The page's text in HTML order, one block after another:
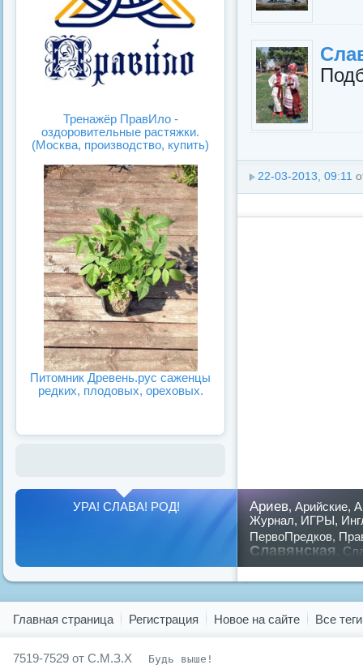
22-03-2013, 09:11
Тренажёр ПравИло -
оздоровительные растяжки.
(Москва, производство, купить)
Питомник Древень.рус саженцы
редких, плодовых, ореховых.
Ариев, Арийские,
Журнал, ИГРЫ,
ПервоПредков,
Славянская
предков,путин,
УРА! СЛАВА! РОД!
Главная страница Регистрация Новое на сайте Все теги
7519-7529 от С.М.З.Х Будь выше!